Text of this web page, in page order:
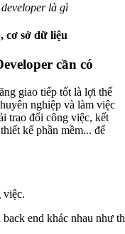
là gì
cơ sở dữ liệu
cần có
giao tiếp tốt là lợi thế
nghiệp và làm việc
trao đổi công việc, kết
kế phần mềm... để
việc.